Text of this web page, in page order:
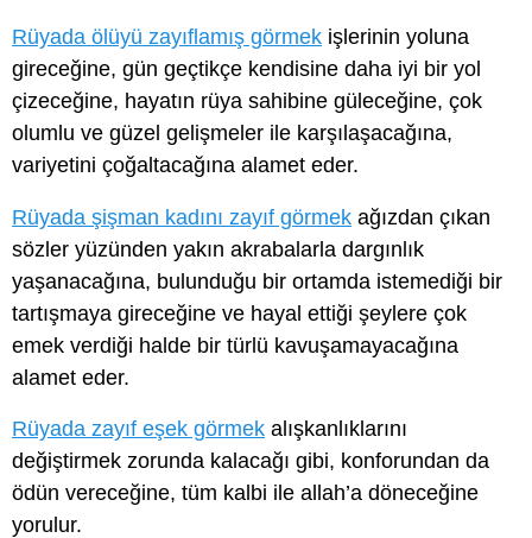
Rüyada ölüyü zayıflamış görmek işlerinin yoluna
gireceğine, gün geçtikçe kendisine daha iyi bir yol
çizeceğine, hayatın rüya sahibine güleceğine, çok
olumlu ve güzel gelişmeler ile karşılaşacağına,
variyetini çoğaltacağına alamet eder.
Rüyada şişman kadını zayıf görmek ağızdan çıkan
sözler yüzünden yakın akrabalarla dargınlık
yaşanacağına, bulunduğu bir ortamda istemediği bir
tartışmaya gireceğine ve hayal ettiği şeylere çok
emek verdiği halde bir türlü kavuşamayacağına
alamet eder.
Rüyada zayıf eşek görmek alışkanlıklarını
değiştirmek zorunda kalacağı gibi, konforundan da
ödün vereceğine, tüm kalbi ile allah’a döneceğine
yorulur.